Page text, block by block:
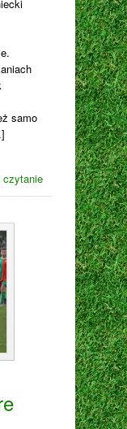
samo
czytanie